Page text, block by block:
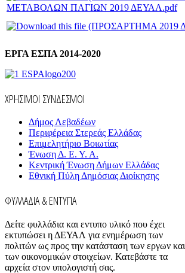
ΜΕΤΑΒΟΛΩΝ ΠΑΓΙΩΝ 2019 ΔΕΥΑΛ.pdf
ΕΡΓΑ ΕΣΠΑ 2014-2020
ΧΡΗΣΙΜΟΙ ΣΥΝΔΕΣΜΟΙ
Δήμος Λεβαδέων
Περιφέρεια Στερεάς Ελλάδας
Επιμελητήριο Βοιωτίας
Ένωση Δ. Ε. Υ. Α.
Κεντρική Ένωση Δήμων Ελλάδας
Εθνική Πύλη Δημόσιας Διοίκησης
ΦΥΛΛΑΔΙΑ & ΕΝΤΥΠΑ
Δείτε φυλλάδια και εντυπο υλικό που έχει
εκτυπώσει η ΔΕΥΑΛ για ενημέρωση των
πολιτών ως προς την κατάσταση των εργων και
των οικονομικών στοιχείων. Κατεβάστε τα
αρχεία στον υπολογιστή σας.